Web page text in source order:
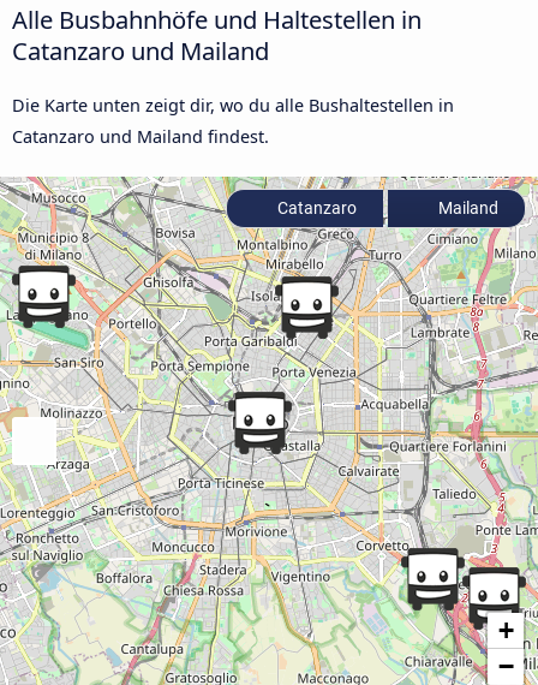
Alle Busbahnhöfe und Haltestellen in
Catanzaro und Mailand
Die Karte unten zeigt dir, wo du alle Bushaltestellen in
Catanzaro und Mailand findest.
+
−
Catanzaro Mailand